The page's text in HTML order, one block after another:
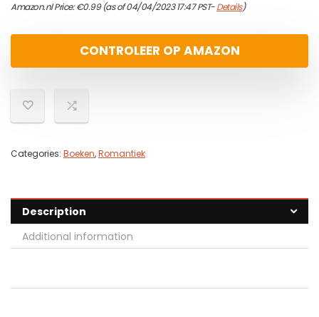
Amazon.nl Price:€0.99(as of 04/04/2023 17:47 PST-Details)
CONTROLEER OP AMAZON
Categories: Boeken,Romantiek
Description
Additional information